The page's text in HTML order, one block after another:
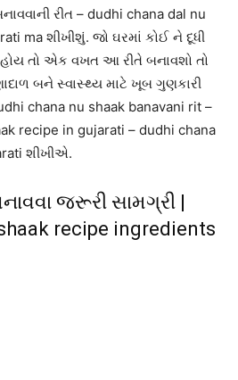
રીત – dudhi chana dal nu
ma શીખીશું. જો ઘરમાં કોઈ ને દૂધી
તો એક વખત આ રીતે બનાવશો તો
બને સ્વાસ્થ્ય માટે ખૂબ ગુણકારી
chana nu shaak banavani rit –
recipe in gujarati – dudhi chana
શીખીએ.
જરૂરી સામગ્રી |
recipe ingredients